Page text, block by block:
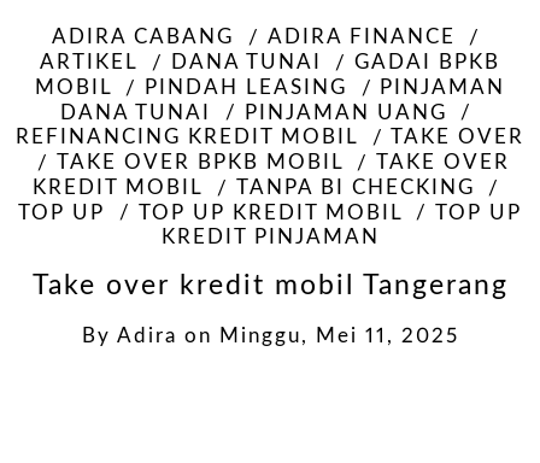
ADIRA CABANG
ADIRA FINANCE
ARTIKEL
DANA TUNAI
GADAI BPKB
MOBIL
PINDAH LEASING
PINJAMAN
DANA TUNAI
PINJAMAN UANG
REFINANCING KREDIT MOBIL
TAKE OVER
TAKE OVER BPKB MOBIL
TAKE OVER
KREDIT MOBIL
TANPA BI CHECKING
TOP UP
TOP UP KREDIT MOBIL
TOP UP
KREDIT PINJAMAN
Take over kredit mobil Tangerang
By Adira on Minggu, Mei 11, 2025